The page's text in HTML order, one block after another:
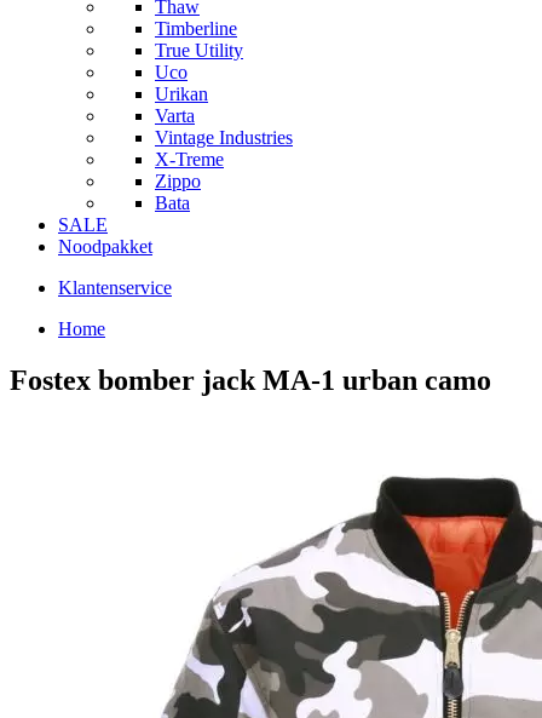
Thaw
Timberline
True Utility
Uco
Urikan
Varta
Vintage Industries
X-Treme
Zippo
Bata
SALE
Noodpakket
Klantenservice
Home
Fostex bomber jack MA-1 urban camo